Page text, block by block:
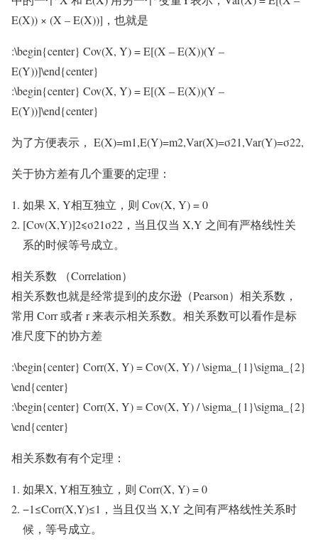
E(X)) × (X – E(X))]，也就是
:\begin{center} Cov(X, Y) = E[(X – E(X))(Y –
E(Y))]\end{center}
:\begin{center} Cov(X, Y) = E[(X – E(X))(Y –
E(Y))]\end{center}
为了方便表示， E(X)=m1,E(Y)=m2,Var(X)=σ21,Var(Y)=σ22,
关于协方差有几个重要的定理：
如果 X, Y相互独立，则 Cov(X, Y) = 0
[Cov(X,Y)]2⩽σ21σ22，当且仅当 X,Y 之间有严格线性关
系的时候等号成立。
相关系数 （Correlation）
相关系数也就是经常提到的皮尔逊（Pearson）相关系数，
常用 Corr 或者 r 来表示相关系数。相关系数可以看作是标
准尺度下的协方差
:\begin{center} Corr(X, Y) = Cov(X, Y) / \sigma_{1}\sigma_{2}
\end{center}
:\begin{center} Corr(X, Y) = Cov(X, Y) / \sigma_{1}\sigma_{2}
\end{center}
相关系数有有个定理：
如果X, Y相互独立，则 Corr(X, Y) = 0
−1≤Corr(X,Y)≤1，当且仅当 X,Y 之间有严格线性关系时
候，等号成立。